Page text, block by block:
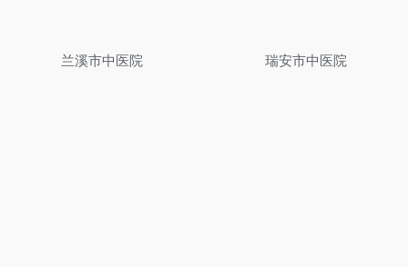
兰溪市中医院 瑞安市中医院